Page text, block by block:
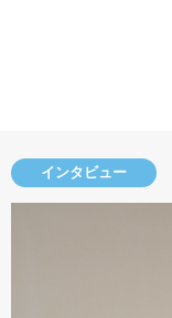
インタビュー